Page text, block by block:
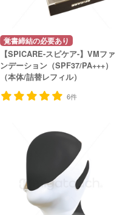
覚書締結の必要あり
【SPICARE-スピケア-】VMファ
ンデーション（SPF37/PA+++）
（本体/詰替レフィル）
6件